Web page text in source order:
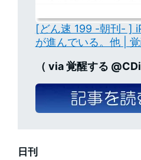
[どん速 199 -朝刊- ]
が進んでいる。他 |
（ via 覚醒する
日刊